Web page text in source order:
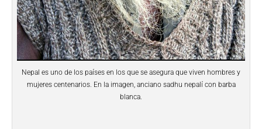
Nepal es uno de los países en los que se asegura que viven hombres y
mujeres centenarios. En la imagen, anciano sadhu nepalí con barba
blanca.